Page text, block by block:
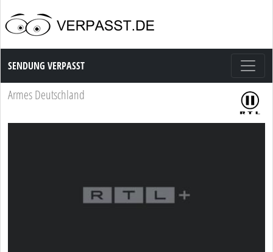
Sendung Verpasst
SENDUNG VERPASST
Armes Deutschland